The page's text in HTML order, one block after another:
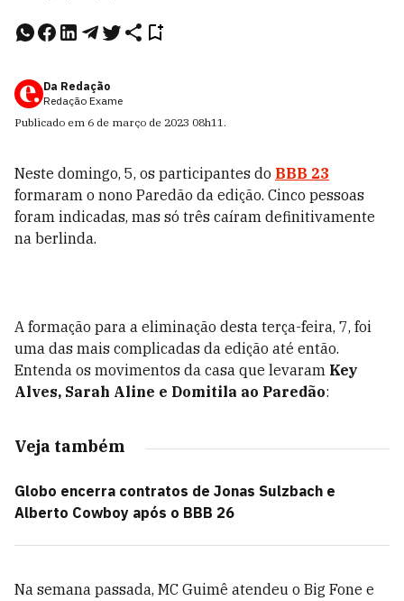
Da Redação
Redação Exame
Publicado em 6 de março de 2023 08h11.
Neste domingo, 5, os participantes do BBB 23
formaram o nono Paredão da edição. Cinco pessoas
foram indicadas, mas só três caíram definitivamente
na berlinda.
A formação para a eliminação desta terça-feira, 7, foi
uma das mais complicadas da edição até então.
Entenda os movimentos da casa que levaram Key
Alves, Sarah Aline e Domitila ao Paredão:
Veja também
Globo encerra contratos de Jonas Sulzbach e
Alberto Cowboy após o BBB 26
Na semana passada, MC Guimê atendeu o Big Fone e